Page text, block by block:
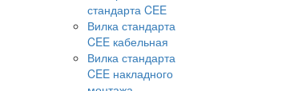
стандарта CEE
Вилка стандарта
CEE кабельная
Вилка стандарта
CEE накладного